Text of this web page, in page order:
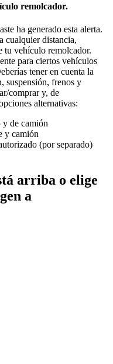
remolcador.
ha generado esta alerta.
cualquier distancia,
tu vehículo remolcador.
para ciertos vehículos
tener en cuenta la
suspensión, frenos y
comprar y, de
alternativas:
y de camión
y camión
(por separado)
arriba o elige
a